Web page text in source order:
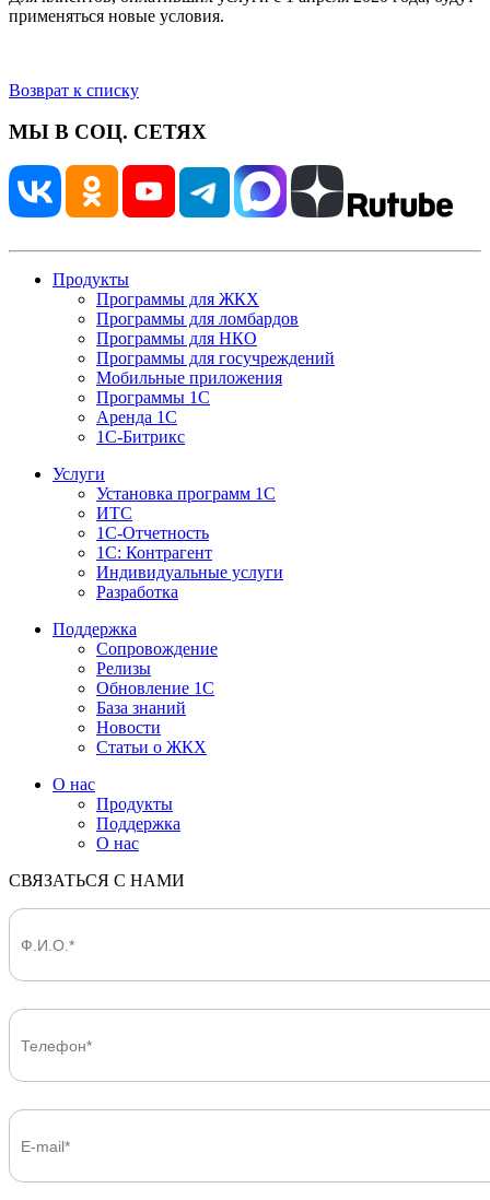
применяться новые условия.
Возврат к списку
МЫ В СОЦ. СЕТЯХ
Продукты
Программы для ЖКХ
Программы для ломбардов
Программы для НКО
Программы для госучреждений
Мобильные приложения
Программы 1С
Аренда 1С
1С-Битрикс
Услуги
Установка программ 1С
ИТС
1С-Отчетность
1С: Контрагент
Индивидуальные услуги
Разработка
Поддержка
Сопровождение
Релизы
Обновление 1С
База знаний
Новости
Статьи о ЖКХ
О нас
Продукты
Поддержка
О нас
СВЯЗАТЬСЯ С НАМИ